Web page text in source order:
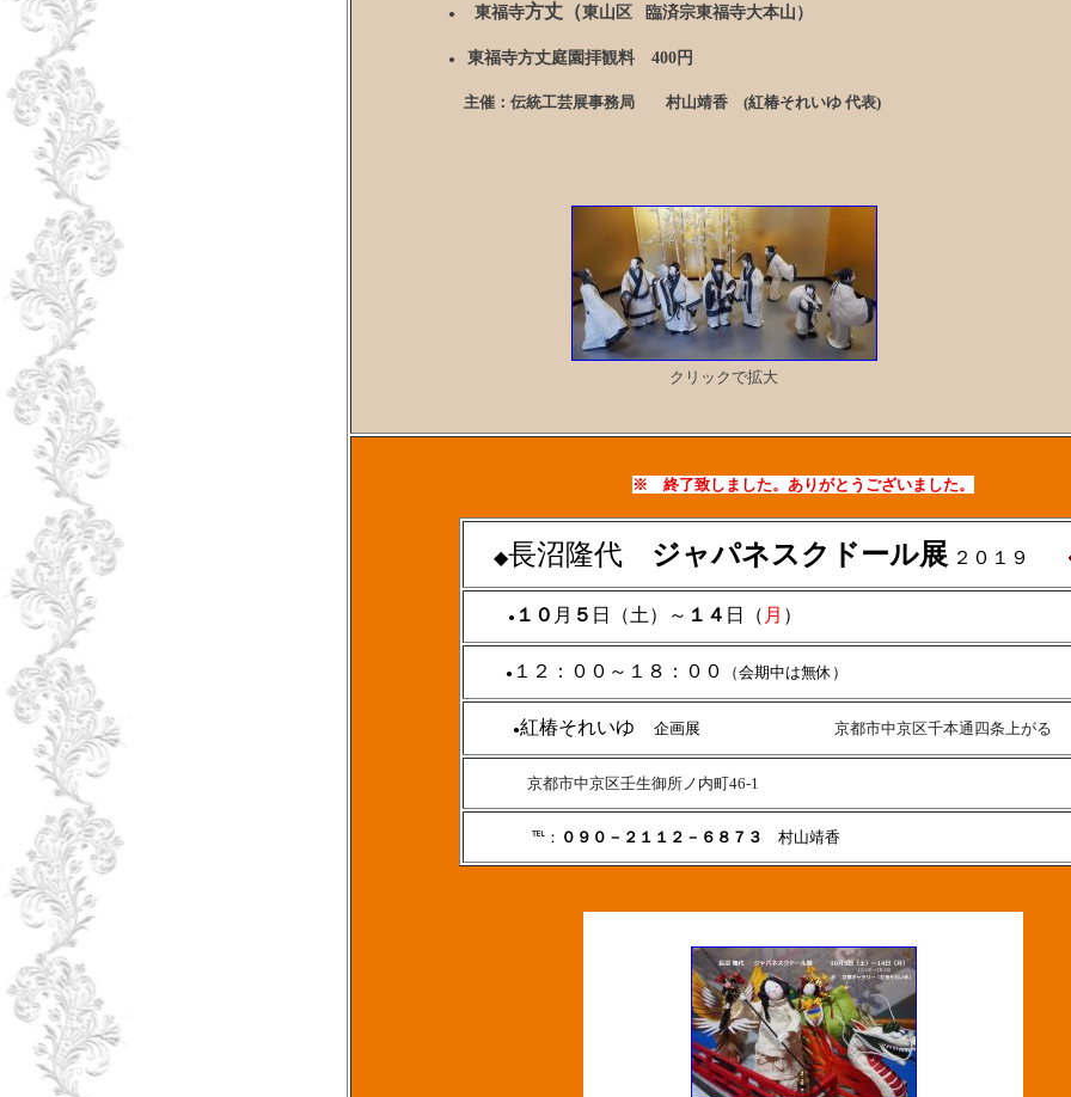
● 東福寺方丈（東山区 臨済宗東福寺大本山 ）
● 東福寺方丈庭園拝観料 400円
主催： 伝統工芸展事務局 村山靖香 (紅椿それいゆ 代表)
クリックで拡大
※ 終了致しました。ありがとうございました。
◆長沼隆代 ジャパネスクドール展 ２０１９
● １０ 月 ５ 日（土）～ １４ 日（ 月 ）
● １２：００～１８：００ （会期中は無休）
●紅椿それいゆ 企画展 京都市中京区千本通四条上がる
京都市中京区壬生御所ノ内町46-1
℡： ０９０－２１１２－６８７３ 村山靖香